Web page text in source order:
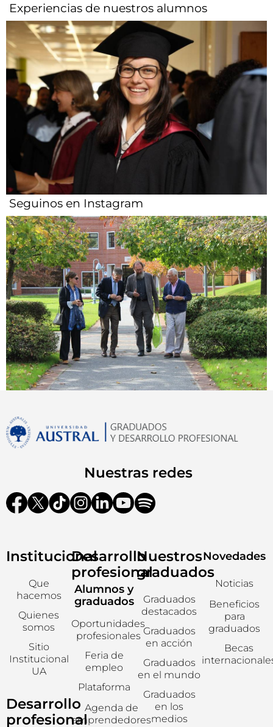
Experiencias de nuestros alumnos​
Seguinos en Instagram
Nuestras redes
Institucional
Que
hacemos
Quienes
somos
Sitio
Institucional
UA
Desarrollo
profesional
Desarrollo
profesional
Alumnos y
graduados
Oportunidades
profesionales
Feria de
empleo
Plataforma
Agenda de
emprendedores
Nuestros
graduados
Graduados
destacados
Graduados
en acción
Graduados
en el mundo
Graduados
en los
medios
Novedades
Noticias
Beneficios
para
graduados
Becas